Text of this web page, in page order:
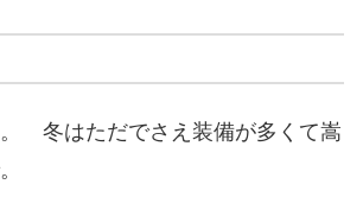
。 冬はただでさえ装備が多くて嵩